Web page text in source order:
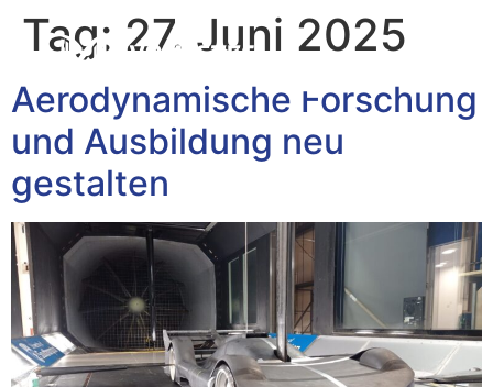
Tag: 27. Juni 2025
Aerodynamische Forschung
und Ausbildung neu
gestalten